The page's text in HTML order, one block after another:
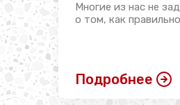
Многие из нас не
о том, как правильно
Подробнее